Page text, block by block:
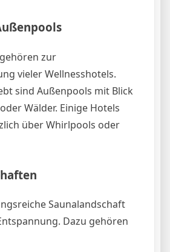
zur
vieler Wellnesshotels.
sind Außenpools mit Blick
Wälder. Einige Hotels
über Whirlpools oder
Saunalandschaft
Dazu gehören